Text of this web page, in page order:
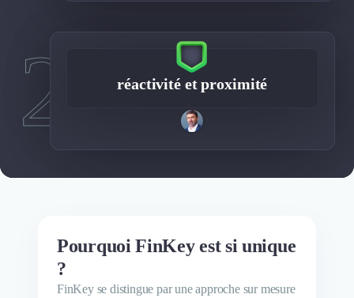
2 réactivité et proximité
Pourquoi FinKey est si unique
?
FinKey se distingue par une approche sur mesure